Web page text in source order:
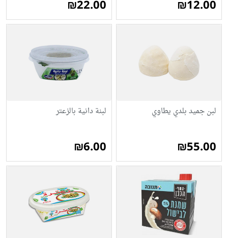
₪12.00
₪22.00
لبن جميد بلدي يطاوي
₪55.00
لبنة دانية بالزعتر
₪6.00